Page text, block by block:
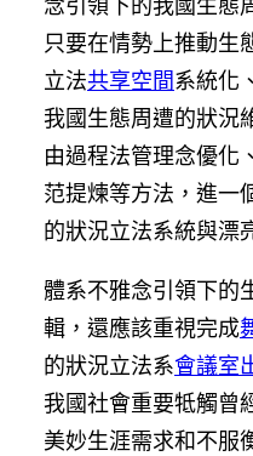
只要在情勢上推動生
立法共享空間系統化
我國生態周遭的狀況
由過程法管理念優化
范提煉等方法，進一
的狀況立法系統與漂
體系不雅念引領下的
輯，還應該重視完成
的狀況立法系會議室
我國社會重要牴觸曾
美妙生涯需求和不服